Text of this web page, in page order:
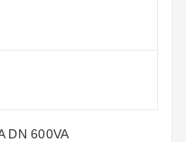
DN 600VA